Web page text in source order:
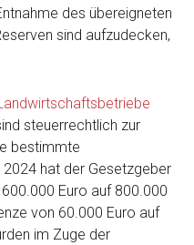
des übereigneten
sind aufzudecken,
steuerrechtlich zur
bestimmte
hat der Gesetzgeber
Euro auf 800.000
von 60.000 Euro auf
im Zuge der